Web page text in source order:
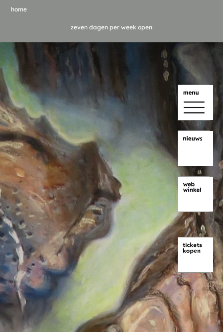
home
zeven dagen per week open